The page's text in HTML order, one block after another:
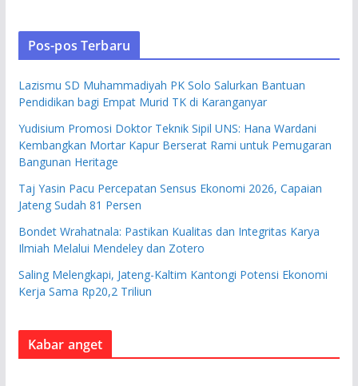
Pos-pos Terbaru
Lazismu SD Muhammadiyah PK Solo Salurkan Bantuan
Pendidikan bagi Empat Murid TK di Karanganyar
Yudisium Promosi Doktor Teknik Sipil UNS: Hana Wardani
Kembangkan Mortar Kapur Berserat Rami untuk Pemugaran
Bangunan Heritage
Taj Yasin Pacu Percepatan Sensus Ekonomi 2026, Capaian
Jateng Sudah 81 Persen
Bondet Wrahatnala: Pastikan Kualitas dan Integritas Karya
Ilmiah Melalui Mendeley dan Zotero
Saling Melengkapi, Jateng-Kaltim Kantongi Potensi Ekonomi
Kerja Sama Rp20,2 Triliun
Kabar anget